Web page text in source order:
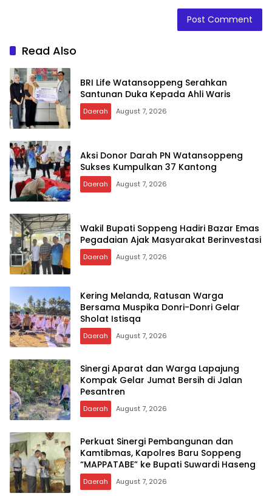
Read Also
BRI Life Watansoppeng Serahkan
Santunan Duka Kepada Ahli Waris
Daerah August 7, 2026
Aksi Donor Darah PN Watansoppeng
Sukses Kumpulkan 37 Kantong
Daerah August 7, 2026
Wakil Bupati Soppeng Hadiri Bazar Emas
Pegadaian Ajak Masyarakat Berinvestasi
Daerah August 7, 2026
Kering Melanda, Ratusan Warga
Bersama Muspika Donri-Donri Gelar
Sholat Istisqa
Daerah August 7, 2026
Sinergi Aparat dan Warga Lapajung
Kompak Gelar Jumat Bersih di Jalan
Pesantren
Daerah August 7, 2026
Perkuat Sinergi Pembangunan dan
Kamtibmas, Kapolres Baru Soppeng
“MAPPATABE” ke Bupati Suwardi Haseng
Daerah August 7, 2026